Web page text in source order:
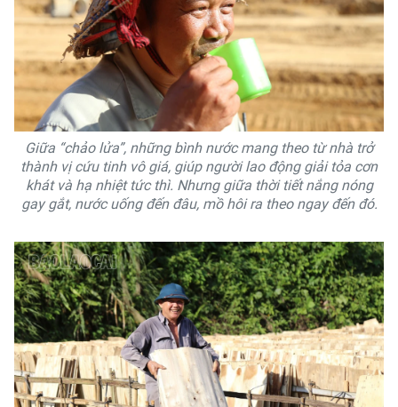
Giữa “chảo lửa”, những bình nước mang theo từ nhà trở
thành vị cứu tinh vô giá, giúp người lao động giải tỏa cơn
khát và hạ nhiệt tức thì. Nhưng giữa thời tiết nắng nóng
gay gắt, nước uống đến đâu, mồ hôi ra theo ngay đến đó.